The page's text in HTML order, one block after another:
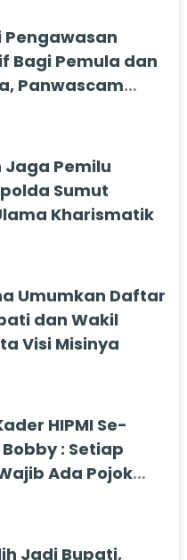
Pengawasan
Bagi Pemula dan
Panwascam
Ajak Untuk
Pemilu
Sumut
Kharismatik
Umumkan Daftar
dan Wakil
Visi Misinya
HIPMI Se-
: Setiap
Ada Pojok
Jadi Bupati,